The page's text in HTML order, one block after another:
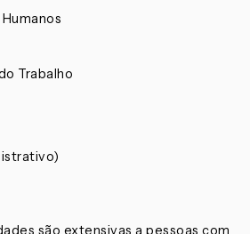
Trabalho
são extensivas a pessoas com